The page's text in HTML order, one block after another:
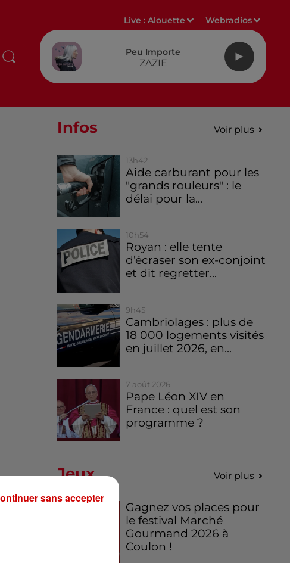
Live :Alouette Webradios
Peu Importe
ZAZIE
Infos Voir plus
13h42
Aide carburant pour les
"grands rouleurs" : le
délai pour la...
10h54
Royan : elle tente
d’écraser son ex-conjoint
et dit regretter...
9h45
Cambriolages : plus de
18 000 logements visités
en juillet 2026, en...
7 août 2026
Pape Léon XIV en
France : quel est son
programme ?
Jeux Voir plus
Gagnez vos places pour
le festival Marché
Gourmand 2026 à
Coulon !
sans accepter